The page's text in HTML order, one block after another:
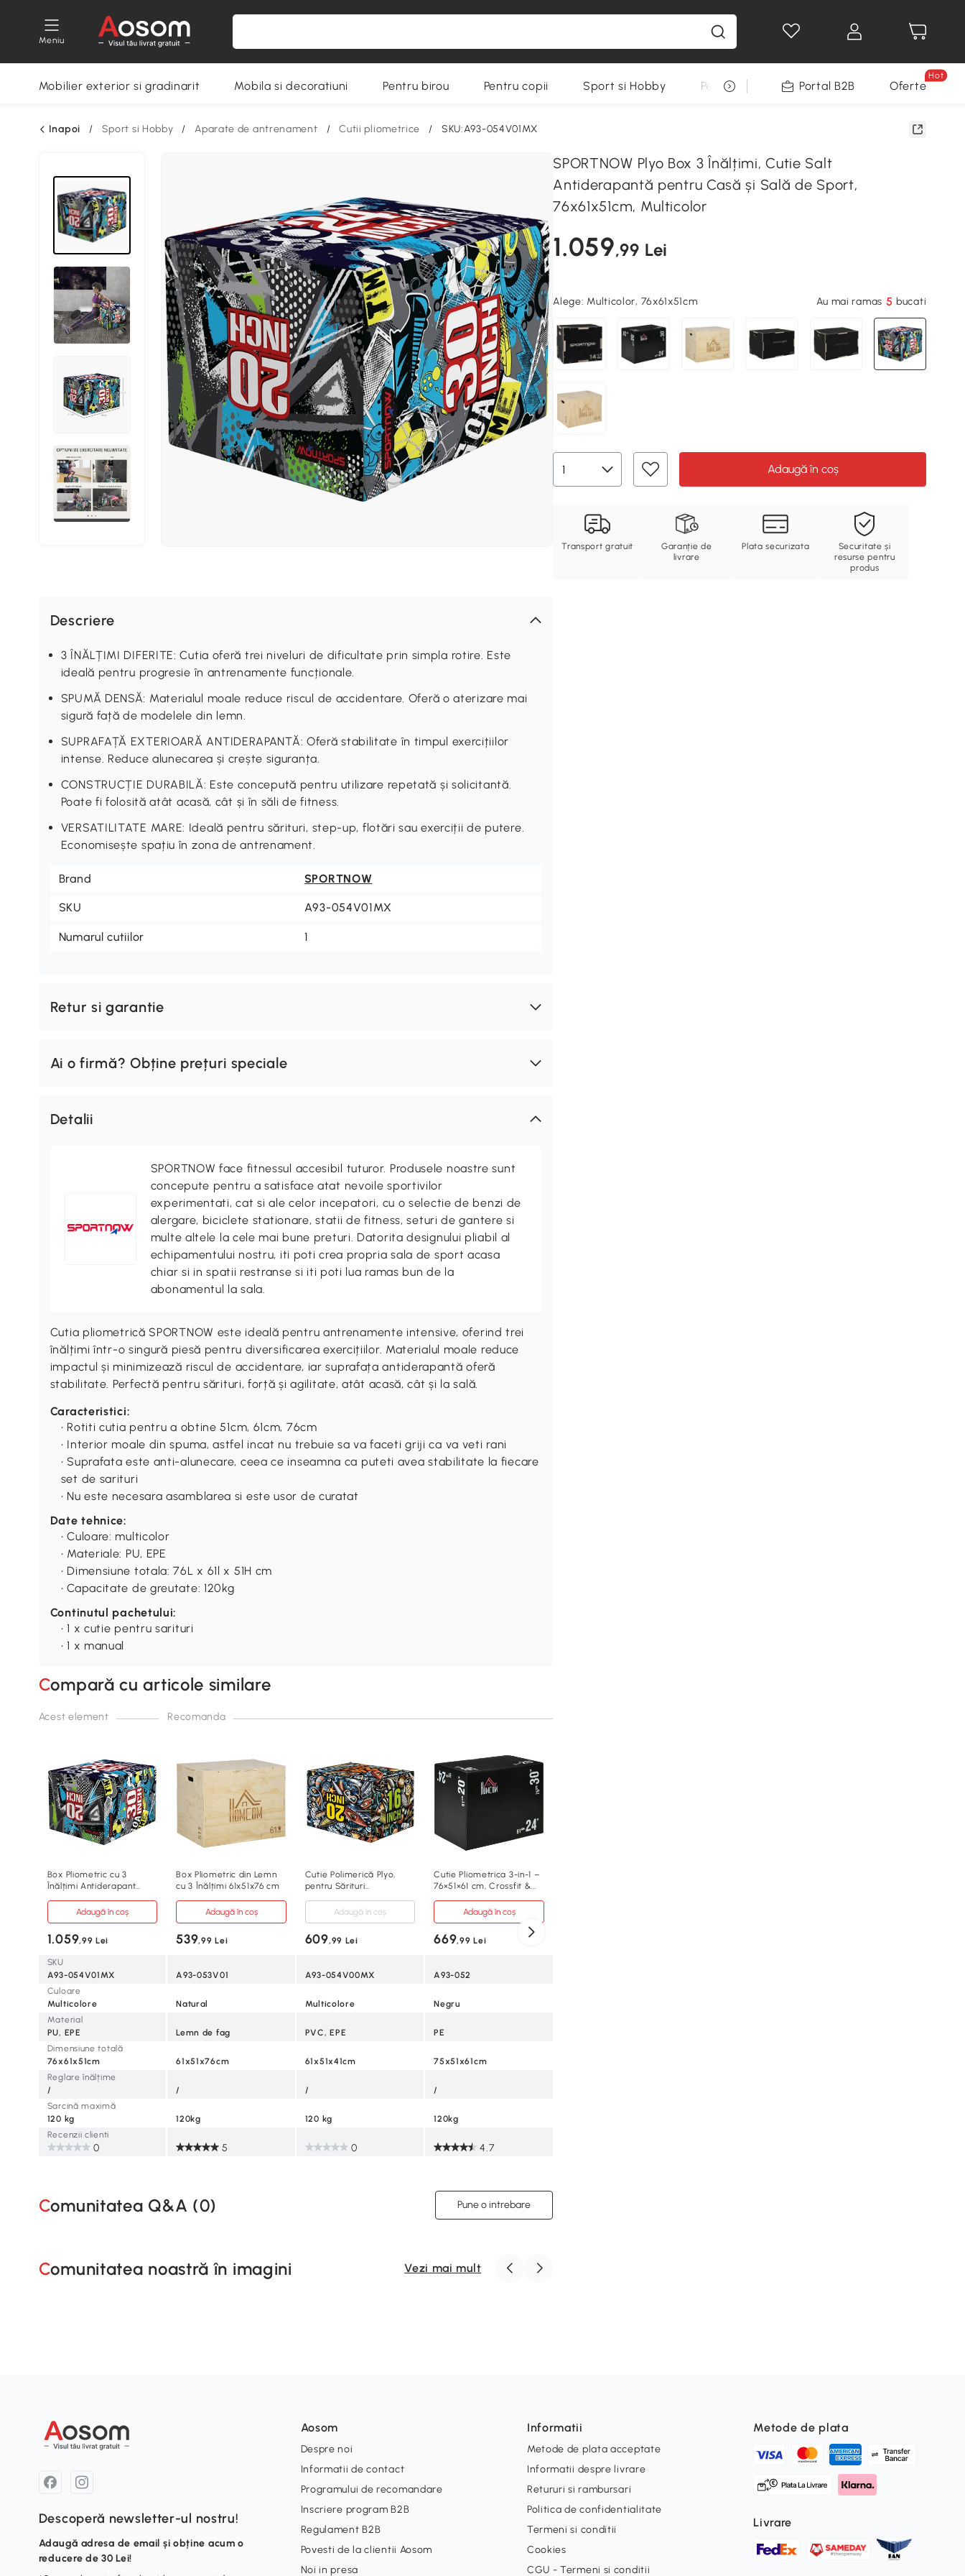
Meniu
Mobilier exterior si gradinarit Mobila si decoratiuni Pentru birou Pentru copii Sport si Hobby Pentru animale Decoratiuni Sarbatori
Portal B2B Oferte
Hot
Inapoi / Sport si Hobby / Aparate de antrenament / Cutii pliometrice / SKU:A93-054V01MX
SPORTNOW Plyo Box 3 Înălțimi, Cutie Salt
Antiderapantă pentru Casă și Sală de Sport,
76x61x51cm, Multicolor
1.059,99 Lei
Alege: Multicolor, 76x61x51cm Au mai ramas 5bucati
Adaugă în coș
Transport gratuit
Garanție de
livrare
Plata securizata
Securitate și
resurse pentru
produs
Descriere
3 ÎNĂLȚIMI DIFERITE: Cutia oferă trei niveluri de dificultate prin simpla rotire. Este
ideală pentru progresie în antrenamente funcționale.
SPUMĂ DENSĂ: Materialul moale reduce riscul de accidentare. Oferă o aterizare mai
sigură față de modelele din lemn.
SUPRAFAȚĂ EXTERIOARĂ ANTIDERAPANTĂ: Oferă stabilitate în timpul exercițiilor
intense. Reduce alunecarea și crește siguranța.
CONSTRUCȚIE DURABILĂ: Este concepută pentru utilizare repetată și solicitantă.
Poate fi folosită atât acasă, cât și în săli de fitness.
VERSATILITATE MARE: Ideală pentru sărituri, step-up, flotări sau exerciții de putere.
Economisește spațiu în zona de antrenament.
Brand SPORTNOW
SKU A93-054V01MX
Numarul cutiilor 1
Retur si garantie
Ai o firmă? Obține prețuri speciale
Detalii
SPORTNOW face fitnessul accesibil tuturor. Produsele noastre sunt
concepute pentru a satisface atat nevoile sportivilor
experimentati, cat si ale celor incepatori, cu o selectie de benzi de
alergare, biciclete stationare, statii de fitness, seturi de gantere si
multe altele la cele mai bune preturi. Datorita designului pliabil al
echipamentului nostru, iti poti crea propria sala de sport acasa
chiar si in spatii restranse si iti poti lua ramas bun de la
abonamentul la sala.
Cutia pliometrică SPORTNOW este ideală pentru antrenamente intensive, oferind trei
înălțimi într-o singură piesă pentru diversificarea exercițiilor. Materialul moale reduce
impactul și minimizează riscul de accidentare, iar suprafața antiderapantă oferă
stabilitate. Perfectă pentru sărituri, forță și agilitate, atât acasă, cât și la sală.
Caracteristici:
• Rotiti cutia pentru a obtine 51cm, 61cm, 76cm
• Interior moale din spuma, astfel incat nu trebuie sa va faceti griji ca va veti rani
• Suprafata este anti-alunecare, ceea ce inseamna ca puteti avea stabilitate la fiecare
set de sarituri
• Nu este necesara asamblarea si este usor de curatat
Date tehnice:
• Culoare: multicolor
• Materiale: PU, EPE
• Dimensiune totala: 76L x 61l x 51H cm
• Capacitate de greutate: 120kg
Continutul pachetului:
• 1 x cutie pentru sarituri
• 1 x manual
Compară cu articole similare
SKU
Culoare
Material
Dimensiune totală
Reglare înălțime
Sarcină maximă
Recenzii clienti
Acest element
Box Pliometric cu 3
Înălțimi Antiderapant
Adaugă în coș
1.059,99 Lei
A93-054V01MX
Multicolore
PU, EPE
76x61x51cm
/
120 kg
0
Recomanda
Box Pliometric din Lemn
cu 3 Înălțimi 61x51x76 cm
Adaugă în coș
539,99 Lei
A93-053V01
Natural
Lemn de fag
61x51x76cm
/
120kg
5
Cutie Polimerică Plyo,
pentru Sărituri
cm, Multicolor
Adaugă în coș
609,99 Lei
A93-054V00MX
Multicolore
PVC, EPE
61x51x41cm
/
120 kg
0
Cutie Pliometrica 3-in-1 –
76×51×61 cm, Crossfit &
Adaugă în coș
669,99 Lei
A93-052
Negru
PE
75x51x61cm
/
120kg
4.7
Comunitatea Q&A (0) Pune o intrebare
Comunitatea noastră în imagini Vezi mai mult
Descoperă newsletter-ul nostru!
Adaugă adresa de email și obține acum o
reducere de 30 Lei!
Aosom
Despre noi
Informatii de contact
Programului de recomandare
Inscriere program B2B
Regulament B2B
Povesti de la clientii Aosom
Noi in presa
Informatii
Metode de plata acceptate
Informatii despre livrare
Retururi si rambursari
Politica de confidentialitate
Termeni si conditii
Cookies
CGU - Termeni si conditii
Metode de plata
Livrare